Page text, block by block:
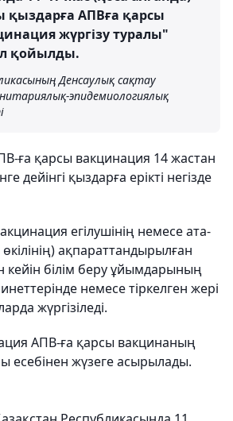
қыздарға АПВға қарсы
жүргізу туралы"
қойылды.
Денсаулық сақтау
эпидемиологиялық
ға қарсы вакцинация 14 жастан
дейінгі қыздарға ерікті негізде
егілушінің немесе ата-
ақпараттандырылған
кейін білім беру ұйымдарының
немесе тіркелген жері
жүргізіледі.
АПВ-ға қарсы вакцинаның
есебінен жүзеге асырылады.